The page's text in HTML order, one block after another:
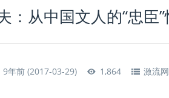
：从中国文人的“忠臣
9年前 (2017-03-29) 1,864 激流网